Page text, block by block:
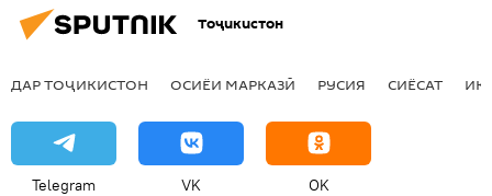
Тоҷикистон
ДАР ТОҶИКИСТОН ОСИЁИ МАРКАЗӢ РУСИЯ СИЁСАТ
Telegram VK OK